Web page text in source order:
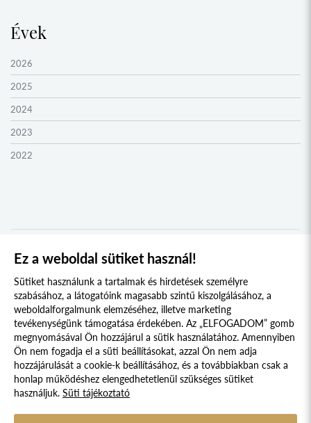
GARAM MENTI KOLLÉGIUM
ŐRVIDÉK KOLLÉGIUM
MOLDVAI CSÁNGÓ KOLLÉGIUM
HEGYKÖZ KOLLÉGIUM
ZENTA KOLLÉGIUM
NYUGAT-BÁCSKA KOLLÉGIUM
DRÁVASZÖG ÉS SZLAVÓNIA KOLLÉGIUM
TESSEDIK SÁMUEL KOLLÉGIUM
AFRIKA KOLLÉGIUM
KELETI NYITÁS KOLLÉGIUM
IBERO-AMERICA KOLLÉGIUM
Évek
2026
2025
2024
2023
2022
2016
2015
2014
2013
2012
1 2 3 4
Süti szabályzat Adatvédelmi nyilatkozat
Jogi nyilatkozat
© 2017 - 2026 NÉPFŐISKOLA ALAPÍTVÁNY, LAKITELEK. MINDEN JOG
Ez a weboldal sütiket használ!
Sütiket használunk a tartalmak és hirdetések személyre
szabásához, a látogatóink magasabb szintű kiszolgálásához, a
weboldalforgalmunk elemzéséhez, illetve marketing
tevékenységünk támogatása érdekében. Az „ELFOGADOM” gomb
megnyomásával Ön hozzájárul a sütik használatához. Amennyiben
Ön nem fogadja el a süti beállításokat, azzal Ön nem adja
hozzájárulását a cookie-k beállításához, és a továbbiakban csak a
honlap működéshez elengedhetetlenül szükséges sütiket
használjuk. Süti tájékoztató